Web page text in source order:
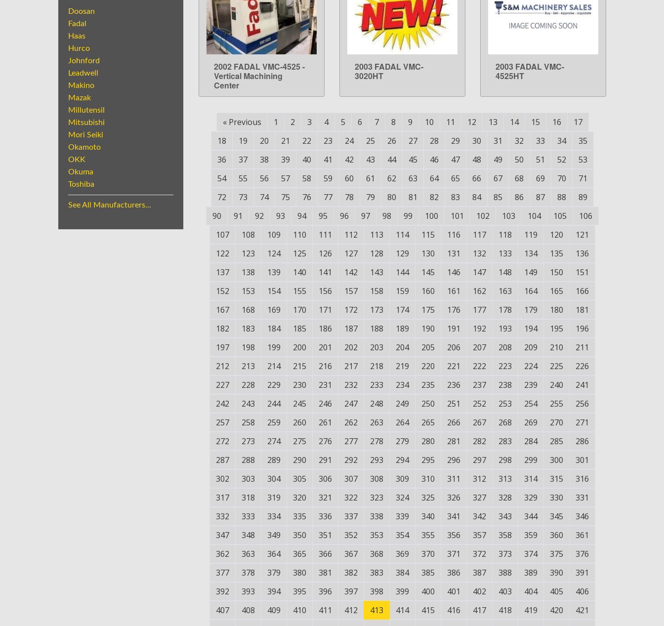
Doosan
Fadal
Haas
Hurco
Johnford
Leadwell
Makino
Mazak
Millutensil
Mitsubishi
Mori Seiki
Okamoto
OKK
Okuma
Toshiba
See All Manufacturers...
LEARN MORE
2002 FADAL VMC-4525 -
Vertical Machining
Center
LEARN MORE
2003 FADAL VMC-
3020HT
LEARN MORE
2003 FADAL VMC-
4525HT
« Previous 1 2 3 4 5 6 7 8 9 10 11 12 13 14 15 16
17
18
19 20 21 22 23 24 25 26 27 28 29 30 31 32 33 34
35
36
37 38 39 40 41 42 43 44 45 46 47 48 49 50 51 52
53
54
55 56 57 58 59 60 61 62 63 64 65 66 67 68 69 70
71
72
73 74 75 76 77 78 79 80 81 82 83 84 85 86 87 88
89
90
91 92 93 94 95 96 97 98 99 100 101 102 103 104 105
106
107
108 109 110 111 112 113 114 115 116 117 118 119 120
121
122
123 124 125 126 127 128 129 130 131 132 133 134 135
136
137
138 139 140 141 142 143 144 145 146 147 148 149 150
151
152
153 154 155 156 157 158 159 160 161 162 163 164 165
166
167
168 169 170 171 172 173 174 175 176 177 178 179 180
181
182
183 184 185 186 187 188 189 190 191 192 193 194 195
196
197
198 199 200 201 202 203 204 205 206 207 208 209 210
211
212
213 214 215 216 217 218 219 220 221 222 223 224 225
226
227
228 229 230 231 232 233 234 235 236 237 238 239 240
241
242
243 244 245 246 247 248 249 250 251 252 253 254 255
256
257
258 259 260 261 262 263 264 265 266 267 268 269 270
271
272
273 274 275 276 277 278 279 280 281 282 283 284 285
286
287
288 289 290 291 292 293 294 295 296 297 298 299 300
301
302
303 304 305 306 307 308 309 310 311 312 313 314 315
316
317
318 319 320 321 322 323 324 325 326 327 328 329 330
331
332
333 334 335 336 337 338 339 340 341 342 343 344 345
346
347
348 349 350 351 352 353 354 355 356 357 358 359 360
361
362
363 364 365 366 367 368 369 370 371 372 373 374 375
376
377
378 379 380 381 382 383 384 385 386 387 388 389 390
391
392
393 394 395 396 397 398 399 400 401 402 403 404 405
406
407
408 409 410 411 412 413 414 415 416 417 418 419 420
421